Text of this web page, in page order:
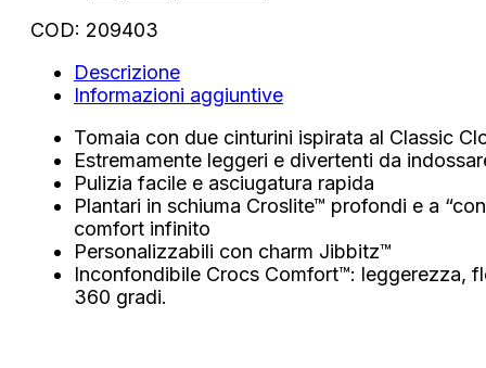
COD: 209403
Descrizione
Informazioni aggiuntive
Tomaia con due cinturini ispirata al Classic
Estremamente leggeri e divertenti da
Pulizia facile e asciugatura rapida
Plantari in schiuma Croslite™ profondi e a
comfort infinito
Personalizzabili con charm Jibbitz™
Inconfondibile Crocs Comfort™: leggerezza,
360 gradi.